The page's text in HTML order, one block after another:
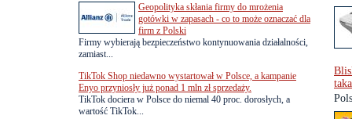
Geopolityka skłania firmy do mrożenia
gotówki w zapasach - co to może oznaczać dla
firm z Polski
Firmy wybierają bezpieczeństwo kontynuowania działalności,
zamiast...
TikTok Shop niedawno wystartował w Polsce, a kampanie
Enyo przyniosły już ponad 1 mln zł sprzedaży.
TikTok dociera w Polsce do niemal 40 proc. dorosłych, a
wartość TikTok...